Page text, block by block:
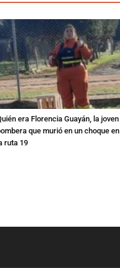
era Florencia Guayán, la joven
que murió en un choque en
ruta 19